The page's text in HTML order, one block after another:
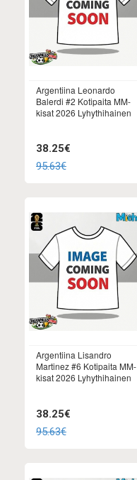
Argentiina Leonardo
Balerdi #2 Kotipaita MM-
kisat 2026 Lyhythihainen
38.25€
95.63€
Argentiina Lisandro
Martinez #6 Kotipaita MM-
kisat 2026 Lyhythihainen
38.25€
95.63€